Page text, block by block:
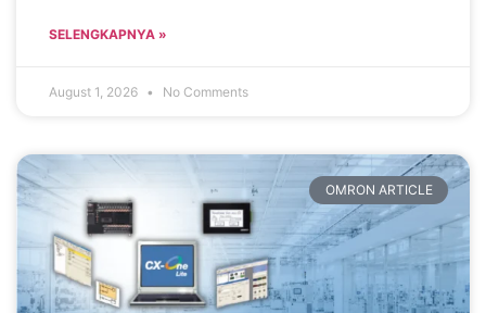
SELENGKAPNYA »
August 1, 2026 No Comments
OMRON ARTICLE